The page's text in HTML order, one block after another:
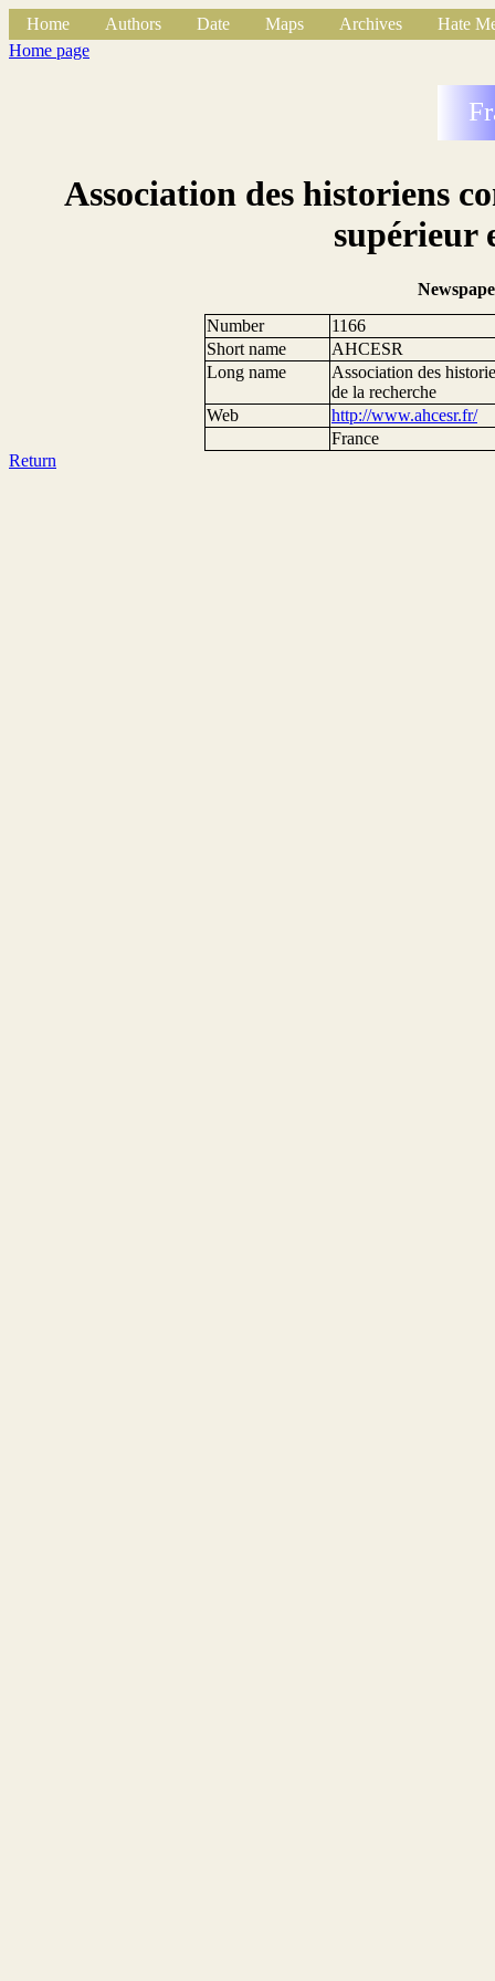
Home Authors Date Maps Archives
Hate
Home page
Association des historiens
supérieur
Number
1166
Short name
AHCESR
Long name
Association des
de la recherche
Web
http://www.ahcesr.fr/
France
Return